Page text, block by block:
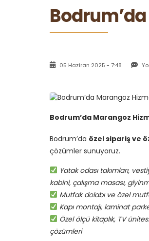
05 Haziran 2025 - 7:48
Bodrum’da Marangoz
Bodrum’da özel sipariş ve
çözümler sunuyoruz.
Yatak odası takımları,
kabini, çalışma masası,
Mutfak dolabı ve özel
Kapı montajı, laminat
Özel ölçü kitaplık, TV
çözümleri